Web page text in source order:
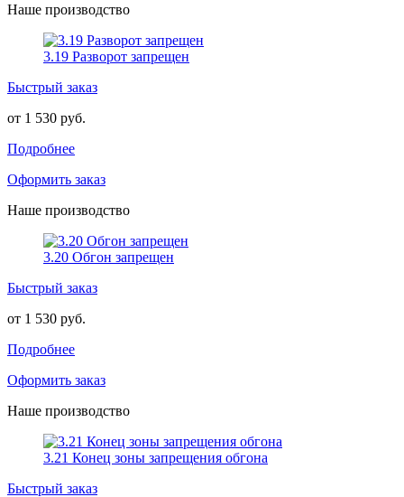
Наше производство
3.19 Разворот запрещен
Быстрый заказ
от 1 530 руб.
Подробнее
Оформить заказ
Наше производство
3.20 Обгон запрещен
Быстрый заказ
от 1 530 руб.
Подробнее
Оформить заказ
Наше производство
3.21 Конец зоны запрещения обгона
Быстрый заказ